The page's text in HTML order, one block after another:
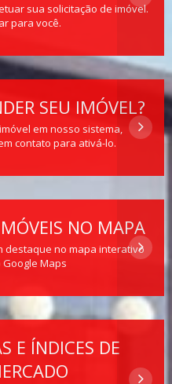
sua solicitação de imóvel.
para você.
SEU IMÓVEL?
em nosso sistema,
contato para ativá-lo.
NO MAPA
destaque no mapa interativo
Google Maps
E ÍNDICES DE